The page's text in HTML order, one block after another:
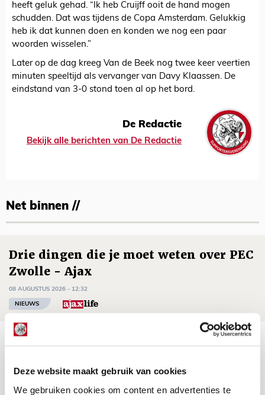
Deze website maakt gebruik van cookies
We gebruiken cookies om content en advertenties te
heeft geluk gehad. “Ik heb Cruijff ooit de hand mogen
schudden. Dat was tijdens de Copa Amsterdam. Gelukkig
heb ik dat kunnen doen en konden we nog een paar
woorden wisselen.”
Later op de dag kreeg Van de Beek nog twee keer veertien
minuten speeltijd als vervanger van Davy Klaassen. De
eindstand van 3-0 stond toen al op het bord.
De Redactie
Bekijk alle berichten van De Redactie
Net binnen //
Drie dingen die je moet weten over PEC
Zwolle - Ajax
08 AUGUSTUS 2026 - 12:32
NIEUWS
Míchels elf: met welke formatie begin
08 AUGUSTUS 2026 - 11:34
NIEUWS